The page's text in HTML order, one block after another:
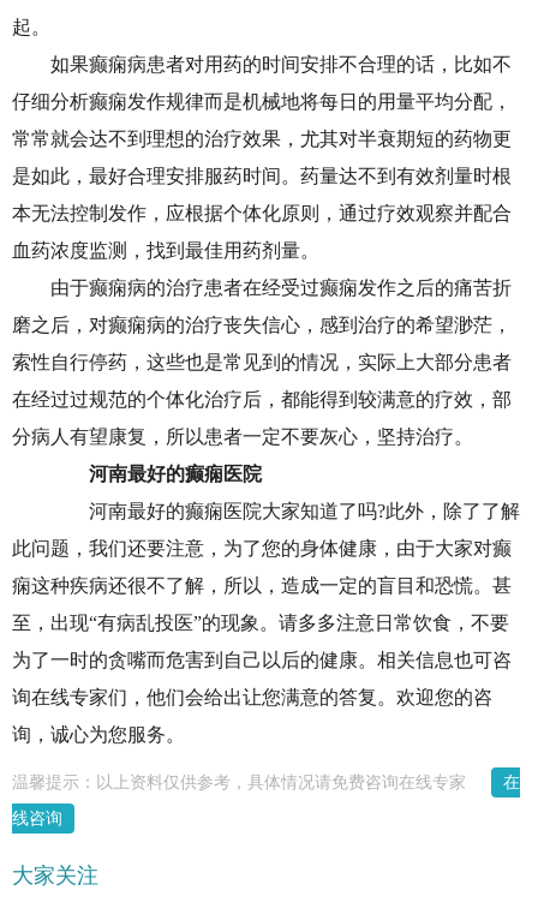
起。
如果癫痫病患者对用药的时间安排不合理的话，比如不
仔细分析癫痫发作规律而是机械地将每日的用量平均分配，
常常就会达不到理想的治疗效果，尤其对半衰期短的药物更
是如此，最好合理安排服药时间。药量达不到有效剂量时根
本无法控制发作，应根据个体化原则，通过疗效观察并配合
血药浓度监测，找到最佳用药剂量。
由于癫痫病的治疗患者在经受过癫痫发作之后的痛苦折
磨之后，对癫痫病的治疗丧失信心，感到治疗的希望渺茫，
索性自行停药，这些也是常见到的情况，实际上大部分患者
在经过过规范的个体化治疗后，都能得到较满意的疗效，部
分病人有望康复，所以患者一定不要灰心，坚持治疗。
河南最好的癫痫医院
河南最好的癫痫医院大家知道了吗?此外，除了了解
此问题，我们还要注意，为了您的身体健康，由于大家对癫
痫这种疾病还很不了解，所以，造成一定的盲目和恐慌。甚
至，出现“有病乱投医”的现象。请多多注意日常饮食，不要
为了一时的贪嘴而危害到自己以后的健康。相关信息也可咨
询在线专家们，他们会给出让您满意的答复。欢迎您的咨
询，诚心为您服务。
温馨提示：以上资料仅供参考，具体情况请免费咨询在线专家
在
线咨询
大家关注